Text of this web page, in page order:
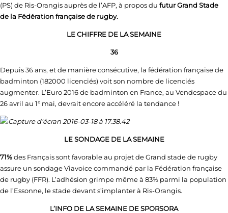
(PS) de Ris-Orangis auprès de l’AFP, à propos du futur Grand Stade
de la Fédération française de rugby.
LE CHIFFRE DE LA SEMAINE
36
Depuis 36 ans, et de manière consécutive, la fédération française de
badminton (182000 licenciés) voit son nombre de licenciés
augmenter. L’Euro 2016 de badminton en France, au Vendespace du
26 avril au 1° mai, devrait encore accéléré la tendance !
LE SONDAGE DE LA SEMAINE
71%des Français sont favorable au projet de Grand stade de rugby
assure un sondage Viavoice commandé par la Fédération française
de rugby (FFR). L’adhésion grimpe même à 83% parmi la population
de l’Essonne, le stade devant s’implanter à Ris-Orangis.
L’INFO DE LA SEMAINE DE SPORSORA